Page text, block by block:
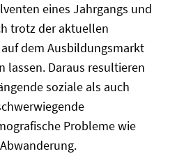
eines Jahrgangs und
trotz der aktuellen
dem Ausbildungsmarkt
lassen. Daraus resultieren
soziale als auch
Probleme wie